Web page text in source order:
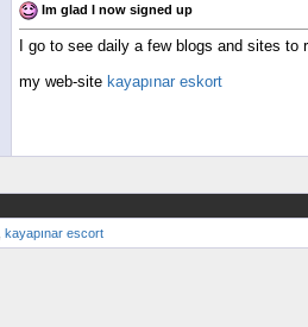
Im glad I now signed up
I go to see daily a few blogs and sites
my web-site kayapınar eskort
kayapınar escort